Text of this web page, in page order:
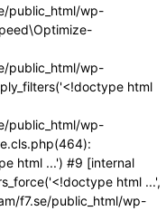
public_html/wp-
public_html/wp-
html
public_html/wp-
html ...') #9 [internal
html ...',
f7.se/public_html/wp-